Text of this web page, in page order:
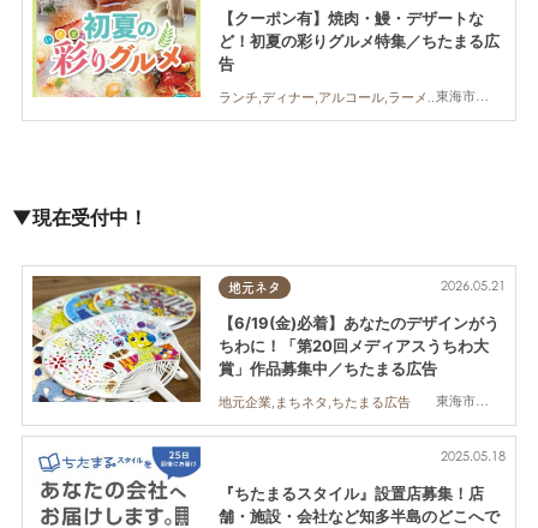
東海市,大府市,半田市
【クーポン有】焼肉・鰻・デザートな
ど！初夏の彩りグルメ特集／ちたまる広
告
ランチ,ディナー,アルコール,ラーメン,カフェ,キッチンカー,専門店,ちたまるスタイル掲載店,まとめ記事,ちたまる広告,クーポン
▼現在受付中！
地元ネタ
東海市,大府市,知多市,東浦町
2026.05.21
【6/19(金)必着】あなたのデザインがう
ちわに！「第20回メディアスうちわ大
賞」作品募集中／ちたまる広告
地元企業,まちネタ,ちたまる広告
2025.05.18
『ちたまるスタイル』設置店募集！店
舗・施設・会社など知多半島のどこへで